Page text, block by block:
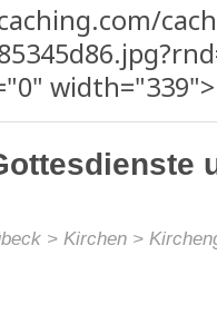
width="339">
> Kirchen >